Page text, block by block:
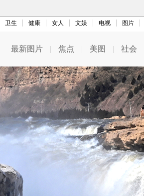
卫生 健康 女人 文娱 电视 图片
最新图片 | 焦点 | 美图 | 社会